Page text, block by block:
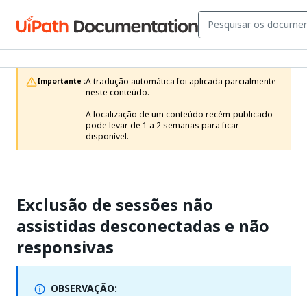
Importante :A tradução automática foi aplicada parcialmente
neste conteúdo.
A localização de um conteúdo recém-publicado
pode levar de 1 a 2 semanas para ficar
disponível.
Exclusão de sessões não
assistidas desconectadas e não
responsivas
OBSERVAÇÃO: